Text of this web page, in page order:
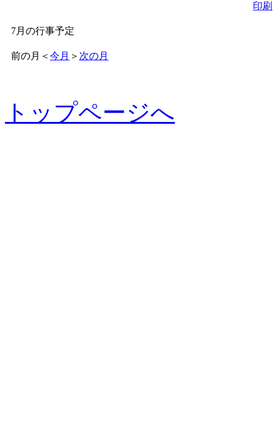
印刷
7月の行事予定
前の月 ＜ 今月 ＞ 次の月
トップページへ